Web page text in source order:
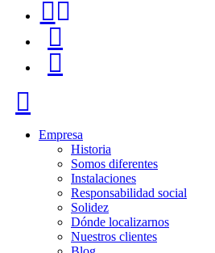
116
96
57
Empresa
Historia
Somos diferentes
Instalaciones
Responsabilidad social
Solidez
Dónde localizarnos
Nuestros clientes